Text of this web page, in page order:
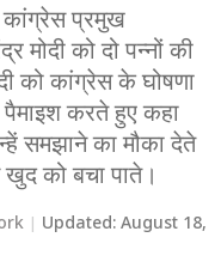
कांग्रेस प्रमुख
मोदी को दो पन्नों की
को कांग्रेस के घोषणा
करते हुए कहा
समझाने का मौका देते
को बचा पाते।
Updated:August 18,